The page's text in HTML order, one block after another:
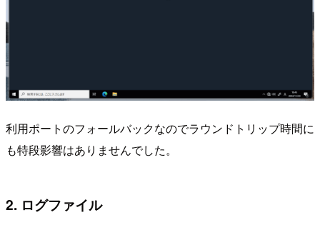
利用ポートのフォールバックなのでラウンドトリップ時間に
も特段影響はありませんでした。
2. ログファイル